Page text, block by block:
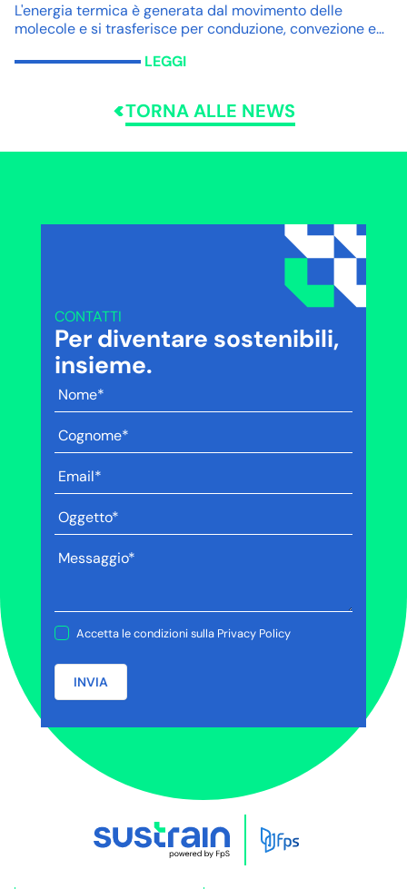
L'energia termica è generata dal movimento delle
molecole e si trasferisce per conduzione, convezione e…
LEGGI
TORNA ALLE NEWS
CONTATTI
Per diventare sostenibili,
insieme.
Accetta le condizioni sulla Privacy Policy
INVIA